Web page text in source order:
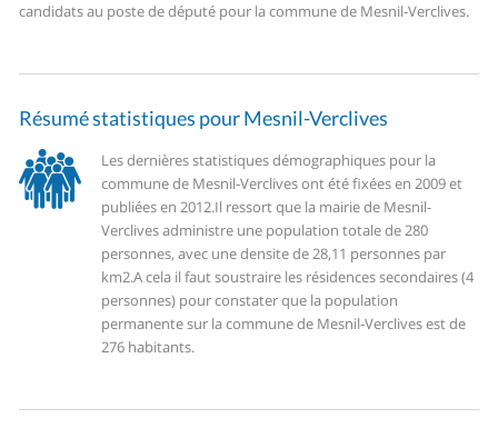
candidats au poste de député pour la commune de Mesnil-Verclives.
Résumé statistiques pour Mesnil-Verclives
Les dernières statistiques démographiques pour la
commune de Mesnil-Verclives ont été fixées en 2009 et
publiées en 2012.Il ressort que la mairie de Mesnil-
Verclives administre une population totale de 280
personnes, avec une densite de 28,11 personnes par
km2.A cela il faut soustraire les résidences secondaires (4
personnes) pour constater que la population
permanente sur la commune de Mesnil-Verclives est de
276 habitants.